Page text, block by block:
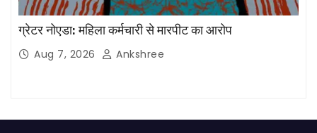
ग्रेटर नोएडा: महिला कर्मचारी से मारपीट का आरोप
Aug 7, 2026 Ankshree